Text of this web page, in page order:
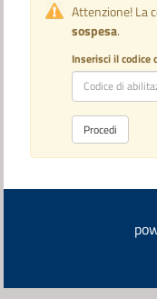
Attenzione! La
sospesa.
Inserisci il codice